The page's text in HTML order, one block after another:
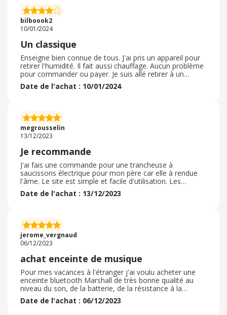
j'ai du aller le chercher dans une autre boutique car je le
voulais le jour même, sinon extrêmement satisfaite de
mon achat
bilboook2
10/01/2024
Un classique
Enseigne bien connue de tous. J'ai pris un appareil pour
retirer l'humidité. Il fait aussi chauffage. Aucun problème
pour commander ou payer. Je suis allé retirer à un
entrepôt mais ce n'était pas facile de trouver l'endroit
précis une fois sur le site de retrait. Et les gens étaient
tant mieux... Très bon prix pour mon article d'où mon
achat. Je recommande ce site même si souvent les prix
sont hauts. Avantage de pouvoir retourner un article en
magasin.
Date de l'achat : 10/01/2024
megrousselin
13/12/2023
Je recommande
J'ai fais une commande pour une trancheuse à
saucissons électrique pour mon père car elle à rendue
l'âme. Le site est simple et facile d'utilisation. Les
références sont importantes et il y en a pour tout les
prix et budget. J'ai pu utiliser l'argent que j'avais sur ma
Boulanger pour me dire que je pouvais venir récupérer
ma commande car elle était disponible en magasin. Tout
mon électroménager viens de là-bas et jamais déçus.
Date de l'achat : 13/12/2023
jerome_vergnaud
06/12/2023
achat enceinte de musique
Pour mes vacances à l'étranger j'ai voulu acheter une
enceinte bluetooth Marshall de très bonne qualité au
niveau du son, de la batterie, de la résistance à la
poussière, eau etc... Marshall est une excellente marque
de musique. En passant par Boulanger et le site
Date de l'achat : 06/12/2023